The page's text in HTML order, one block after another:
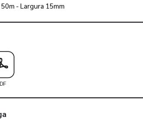
- Largura 15mm
os nossos gabaritos